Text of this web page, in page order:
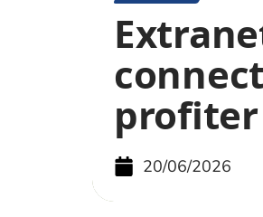
profiter
20/06/2026